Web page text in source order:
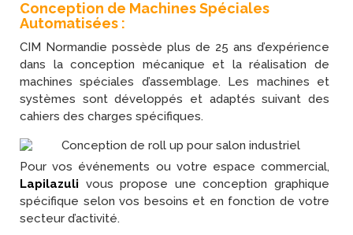
Conception de Machines Spéciales
Automatisées :
CIM Normandie possède plus de 25 ans d’expérience
dans la conception mécanique et la réalisation de
machines spéciales d’assemblage. Les machines et
systèmes sont développés et adaptés suivant des
cahiers des charges spécifiques.
Pour vos événements ou votre espace commercial,
Lapilazuli vous propose une conception graphique
spécifique selon vos besoins et en fonction de votre
secteur d’activité.